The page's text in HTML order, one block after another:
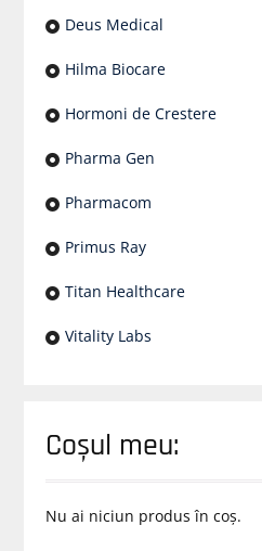
Deus Medical
Hilma Biocare
Hormoni de Crestere
Pharma Gen
Pharmacom
Primus Ray
Titan Healthcare
Vitality Labs
Coșul meu:
Nu ai niciun produs în coș.